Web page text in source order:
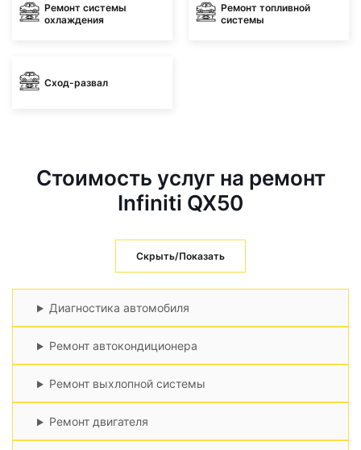
Ремонт системы
охлаждения
Ремонт топливной
системы
Сход-развал
Стоимость услуг на ремонт
Infiniti QX50
Скрыть/Показать
Диагностика автомобиля
Ремонт автокондиционера
Ремонт выхлопной системы
Ремонт двигателя